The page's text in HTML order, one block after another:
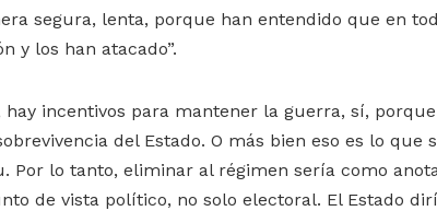
segura, lenta, porque han entendido que en
y los han atacado”.
hay incentivos para mantener la guerra, sí,
del Estado. O más bien eso es lo que
Por lo tanto, eliminar al régimen sería como
de vista político, no solo electoral. El Estado